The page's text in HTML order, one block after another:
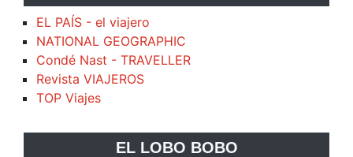
EL PAÍS - el viajero
NATIONAL GEOGRAPHIC
Condé Nast - TRAVELLER
Revista VIAJEROS
TOP Viajes
EL LOBO BOBO